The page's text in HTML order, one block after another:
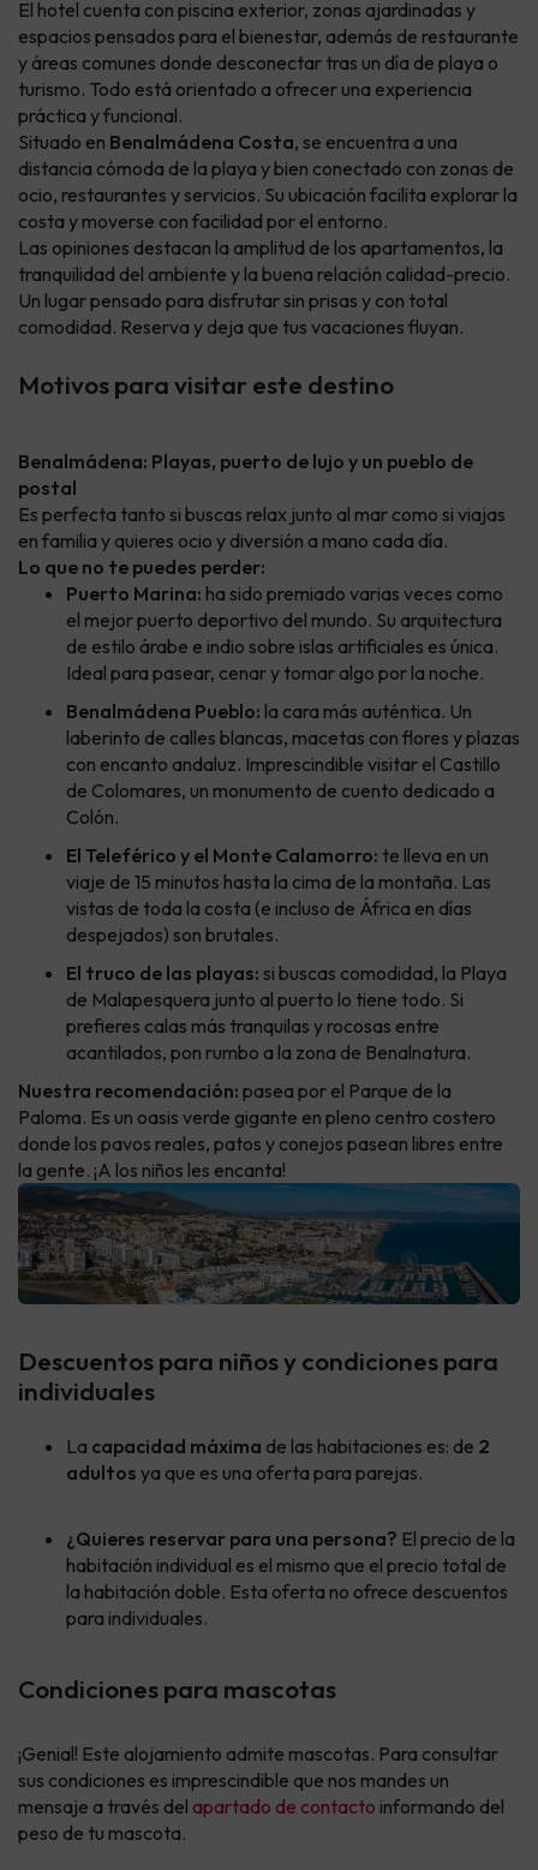
El hotel cuenta con piscina exterior, zonas ajardinadas y
espacios pensados para el bienestar, además de restaurante
y áreas comunes donde desconectar tras un día de playa o
turismo. Todo está orientado a ofrecer una experiencia
práctica y funcional.
Situado en Benalmádena Costa, se encuentra a una
distancia cómoda de la playa y bien conectado con zonas de
ocio, restaurantes y servicios. Su ubicación facilita explorar la
costa y moverse con facilidad por el entorno.
Las opiniones destacan la amplitud de los apartamentos, la
tranquilidad del ambiente y la buena relación calidad-precio.
Un lugar pensado para disfrutar sin prisas y con total
comodidad. Reserva y deja que tus vacaciones fluyan.
Motivos para visitar este destino
Benalmádena: Playas, puerto de lujo y un pueblo de
postal
Es perfecta tanto si buscas relax junto al mar como si viajas
en familia y quieres ocio y diversión a mano cada día.
Lo que no te puedes perder:
Puerto Marina: ha sido premiado varias veces como
el mejor puerto deportivo del mundo. Su arquitectura
de estilo árabe e indio sobre islas artificiales es única.
Ideal para pasear, cenar y tomar algo por la noche.
Benalmádena Pueblo: la cara más auténtica. Un
laberinto de calles blancas, macetas con flores y plazas
con encanto andaluz. Imprescindible visitar el Castillo
de Colomares, un monumento de cuento dedicado a
Colón.
El Teleférico y el Monte Calamorro: te lleva en un
viaje de 15 minutos hasta la cima de la montaña. Las
vistas de toda la costa (e incluso de África en días
despejados) son brutales.
El truco de las playas: si buscas comodidad, la Playa
de Malapesquera junto al puerto lo tiene todo. Si
prefieres calas más tranquilas y rocosas entre
acantilados, pon rumbo a la zona de Benalnatura.
Nuestra recomendación: pasea por el Parque de la
Paloma. Es un oasis verde gigante en pleno centro costero
donde los pavos reales, patos y conejos pasean libres entre
la gente. ¡A los niños les encanta!
Descuentos para niños y condiciones para
individuales
La capacidad máxima de las habitaciones es: de 2
adultos ya que es una oferta para parejas.
¿Quieres reservar para una persona? El precio de la
habitación individual es el mismo que el precio total de
la habitación doble. Esta oferta no ofrece descuentos
para individuales.
Condiciones para mascotas
¡Genial! Este alojamiento admite mascotas. Para consultar
sus condiciones es imprescindible que nos mandes un
mensaje a través del apartado de contacto informando del
peso de tu mascota.